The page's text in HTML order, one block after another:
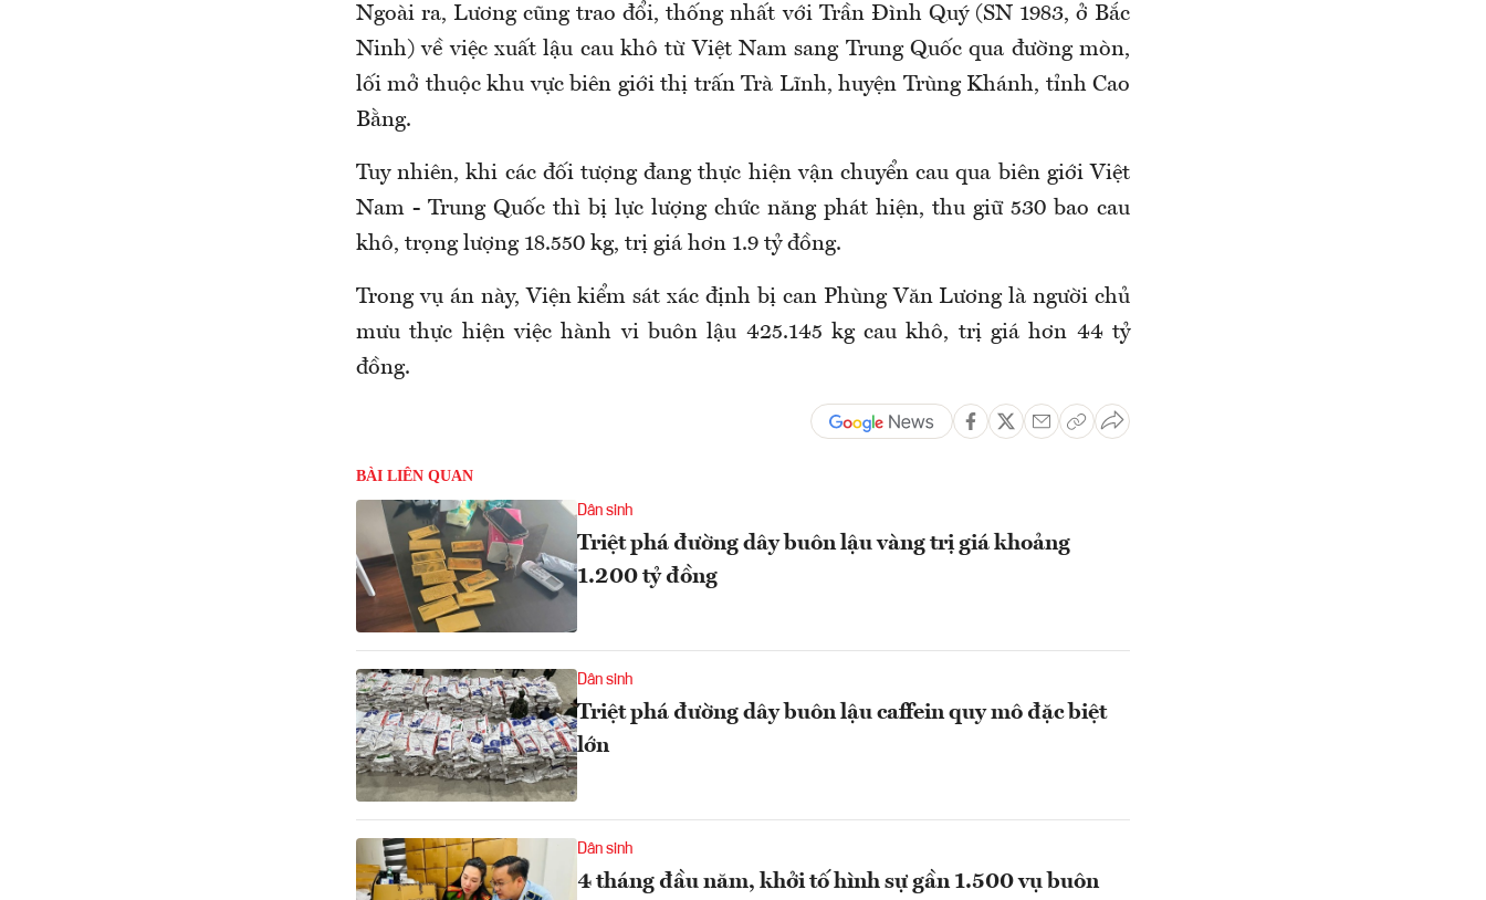
Ngoài ra, Lương cũng trao đổi, thống nhất với Trần Đình Quý (SN 1983, ở Bắc
Ninh) về việc xuất lậu cau khô từ Việt Nam sang Trung Quốc qua đường mòn,
lối mở thuộc khu vực biên giới thị trấn Trà Lĩnh, huyện Trùng Khánh, tỉnh Cao
Bằng.
Tuy nhiên, khi các đối tượng đang thực hiện vận chuyển cau qua biên giới Việt
Nam - Trung Quốc thì bị lực lượng chức năng phát hiện, thu giữ 530 bao cau
khô, trọng lượng 18.550 kg, trị giá hơn 1.9 tỷ đồng.
Trong vụ án này, Viện kiểm sát xác định bị can Phùng Văn Lương là người chủ
mưu thực hiện việc hành vi buôn lậu 425.145 kg cau khô, trị giá hơn 44 tỷ
đồng.
BÀI LIÊN QUAN
Dân sinh
Triệt phá đường dây buôn lậu vàng trị giá khoảng
1.200 tỷ đồng
Dân sinh
Triệt phá đường dây buôn lậu caffein quy mô đặc biệt
lớn
Dân sinh
4 tháng đầu năm, khởi tố hình sự gần 1.500 vụ buôn